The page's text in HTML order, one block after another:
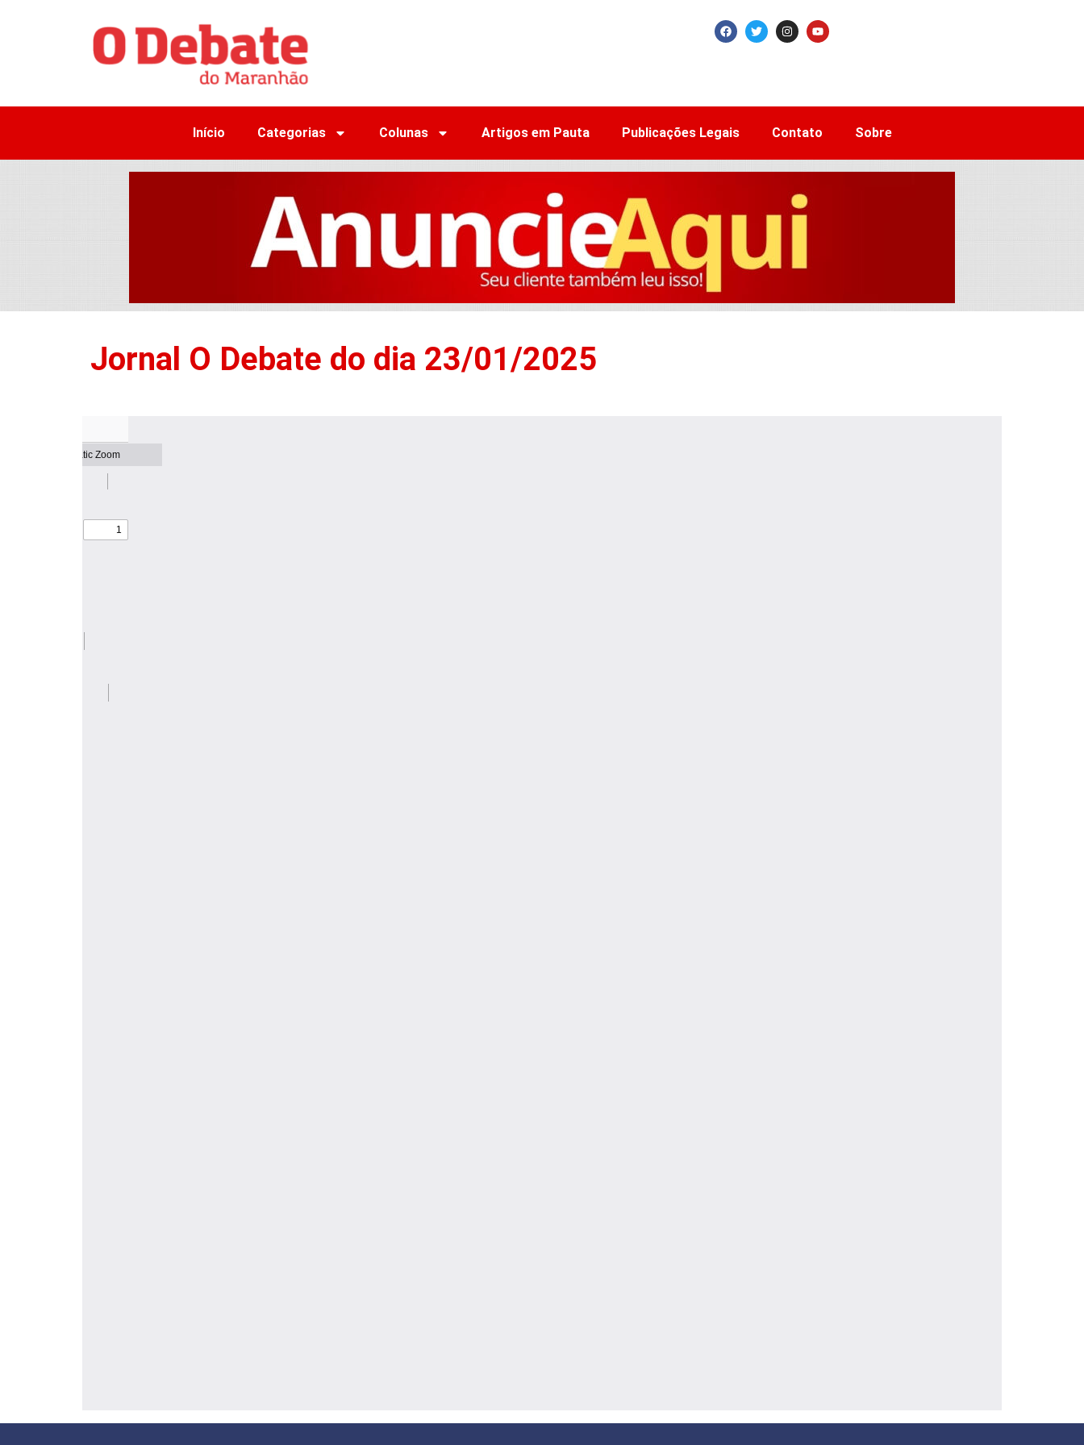
Início Categorias Colunas Artigos em Pauta Publicações Legais Contato Sobre
Jornal O Debate do dia 23/01/2025